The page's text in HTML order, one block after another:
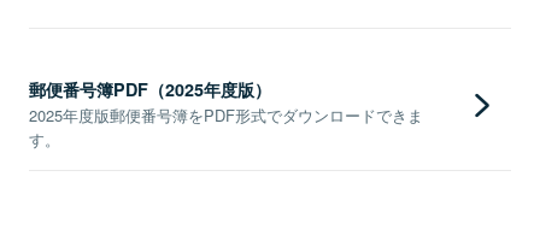
郵便番号簿PDF（2025年度版）
2025年度版郵便番号簿をPDF形式でダウンロードできま
す。